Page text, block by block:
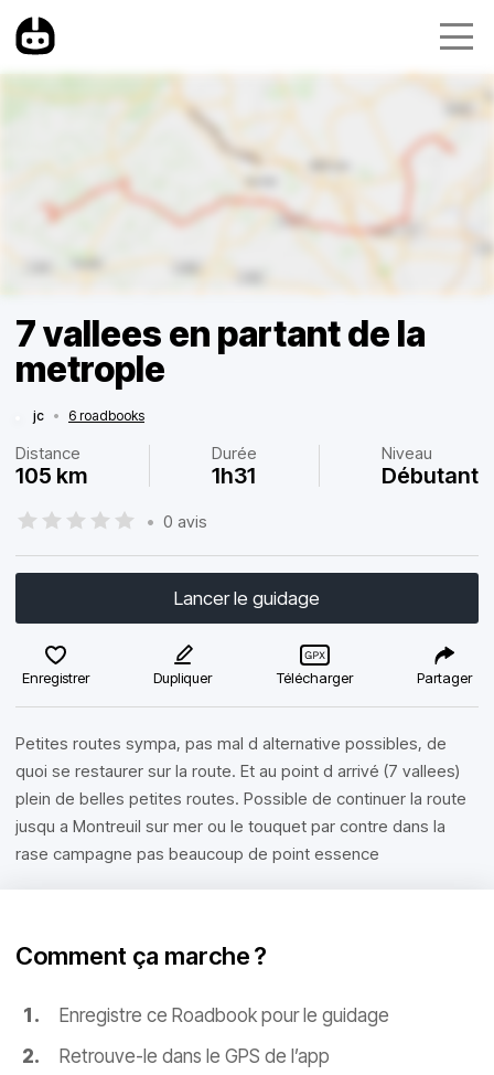
7 vallees en partant de la
metrople
jc • 6 roadbooks
Distance
105 km
Durée
1h31
Niveau
Débutant
• 0 avis
Lancer le guidage
Enregistrer Dupliquer Télécharger Partager
Petites routes sympa, pas mal d alternative possibles, de
quoi se restaurer sur la route. Et au point d arrivé (7 vallees)
plein de belles petites routes. Possible de continuer la route
jusqu a Montreuil sur mer ou le touquet par contre dans la
rase campagne pas beaucoup de point essence
Comment ça marche ?
Enregistre ce Roadbook pour le guidage
Retrouve-le dans le GPS de l’app